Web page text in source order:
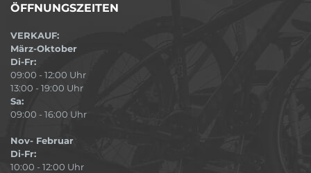
ÖFFNUNGSZEITEN
VERKAUF:
März-Oktober
Di-Fr:
09:00 - 12:00 Uhr
13:00 - 19:00 Uhr
Sa:
09:00 - 16:00 Uhr
Nov- Februar
Di-Fr:
10:00 - 12:00 Uhr